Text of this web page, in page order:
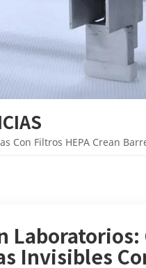
Con Filtros HEPA Crean
Laboratorios:
Invisibles